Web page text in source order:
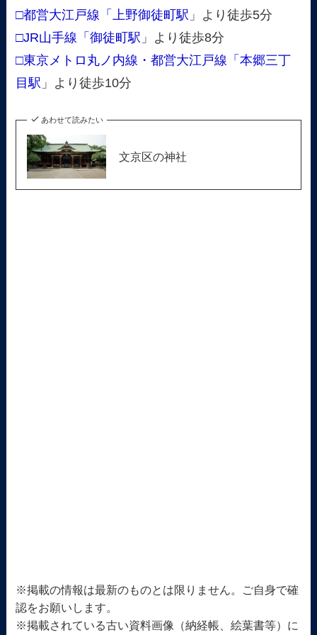
□都営大江戸線「上野御徒町駅 」より徒歩5分
□JR山手線「御徒町駅 」より徒歩8分
□東京メトロ丸ノ内線・都営大江戸線「本郷三丁
目駅 」より徒歩10分
あわせて読みたい
文京区の神社
※掲載の情報は最新のものとは限りません。ご自身で確
認をお願いします。
※掲載されている古い資料画像（納経帳、絵葉書等）に